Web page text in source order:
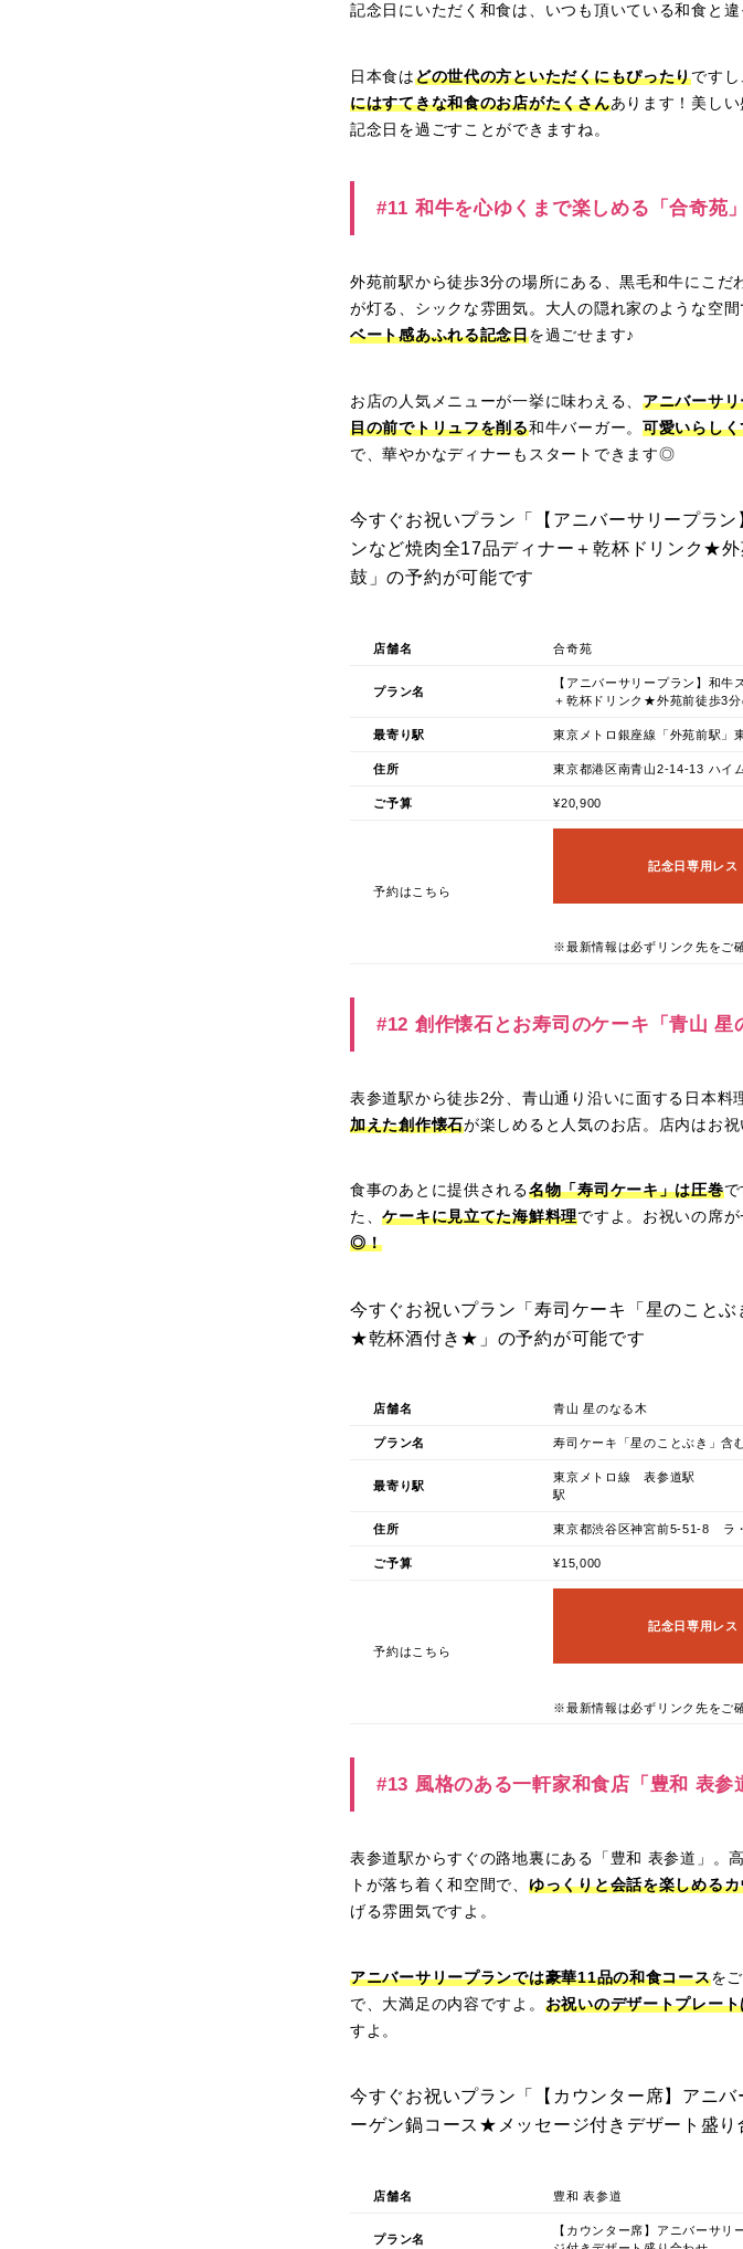
記念日にいただく和食は、いつも頂いている和食と
日本食はどの世代の方といただくにもぴったりです
にはすてきな和食のお店がたくさんあります！美し
記念日を過ごすことができますね。
#11 和牛を心ゆくまで楽しめる「合奇苑」
外苑前駅から徒歩3分の場所にある、黒毛和牛にこだ
が灯る、シックな雰囲気。大人の隠れ家のような空
ベート感あふれる記念日を過ごせます♪
お店の人気メニューが一挙に味わえる、 アニバーサ
目の前でトリュフを削る和牛バーガー。 可愛いらし
で、華やかなディナーもスタートできます◎
今すぐお祝いプラン「【アニバーサリープラ
ンなど焼肉全17品ディナー＋乾杯ドリンク★
鼓」の予約が可能です
店舗名 合奇苑
プラン名
【アニバーサリープラン】和
＋乾杯ドリンク★外苑前徒歩3
最寄り駅 東京メトロ銀座線「外苑前駅」
住所 東京都港区南青山2-14-13 ハイ
ご予算 ¥20,900
予約はこちら
記念日専用レス
※最新情報は必ずリンク先をご
#12 創作懐石とお寿司のケーキ「青山 星
表参道駅から徒歩2分、青山通り沿いに面する日本料
加えた創作懐石が楽しめると人気のお店。店内はお
食事のあとに提供される名物「寿司ケーキ」は圧巻で
た、ケーキに見立てた海鮮料理ですよ。お祝いの席
◎！
今すぐお祝いプラン「寿司ケーキ「星のこと
★乾杯酒付き★」の予約が可能です
店舗名 青山 星のなる木
プラン名 寿司ケーキ「星のことぶき」
最寄り駅
東京メトロ線 表参道駅
駅
住所 東京都渋谷区神宮前5-51-8 ラ
ご予算 ¥15,000
予約はこちら
記念日専用レス
※最新情報は必ずリンク先をご
#13 風格のある一軒家和食店「豊和 表参
表参道駅からすぐの路地裏にある「豊和 表参道」。
トが落ち着く和空間で、 ゆっくりと会話を楽しめる
げる雰囲気ですよ。
アニバーサリープランでは豪華11品の和食コースを
で、大満足の内容ですよ。 お祝いのデザートプレー
すよ。
今すぐお祝いプラン「【カウンター席】アニ
ーゲン鍋コース★メッセージ付きデザート盛り
店舗名 豊和 表参道
プラン名
【カウンター席】アニバーサ